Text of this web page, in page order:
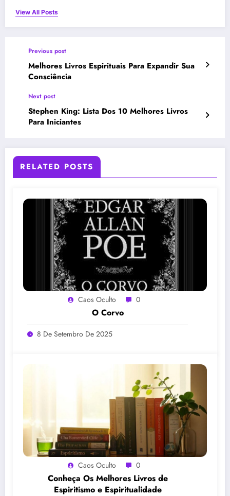
View All Posts
Previous post
Melhores Livros Espirituais Para Expandir Sua
Consciência
Next post
Stephen King: Lista Dos 10 Melhores Livros
Para Iniciantes
RELATED POSTS
Caos Oculto 0
O Corvo
8 De Setembro De 2025
Caos Oculto 0
Conheça Os Melhores Livros de
Espiritismo e Espiritualidade